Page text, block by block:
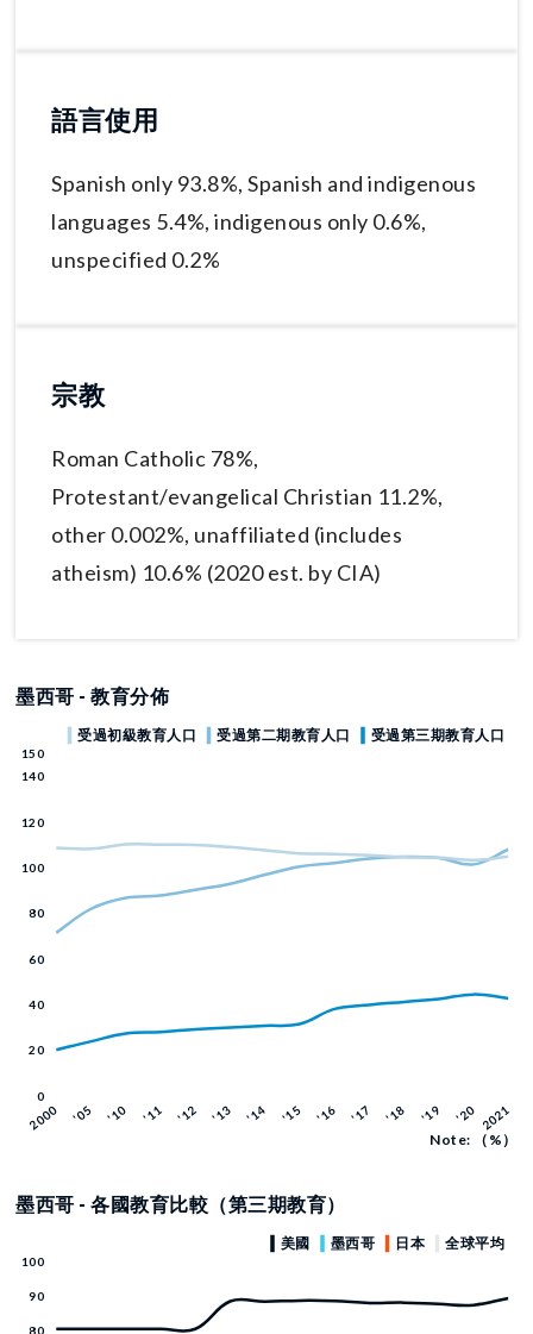
語言使用
Spanish only 93.8%, Spanish and indigenous
languages 5.4%, indigenous only 0.6%,
unspecified 0.2%
宗教
Roman Catholic 78%,
Protestant/evangelical Christian 11.2%,
other 0.002%, unaffiliated (includes
atheism) 10.6% (2020 est. by CIA)
墨西哥 - 教育分佈
Note: （%）
墨西哥 - 各國教育比較（第三期教育）